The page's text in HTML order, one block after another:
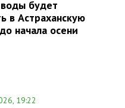
будет
в Астраханскую
начала осени
19:22